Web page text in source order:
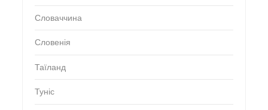
Словаччина
Словенія
Таїланд
Туніс